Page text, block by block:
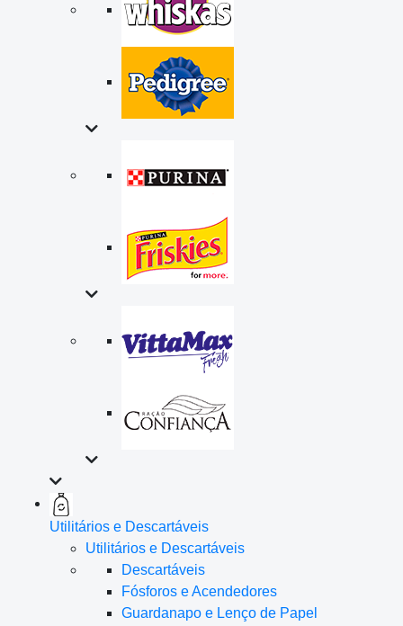
Utilitários e Descartáveis
Utilitários e Descartáveis
Descartáveis
Fósforos e Acendedores
Guardanapo e Lenço de Papel